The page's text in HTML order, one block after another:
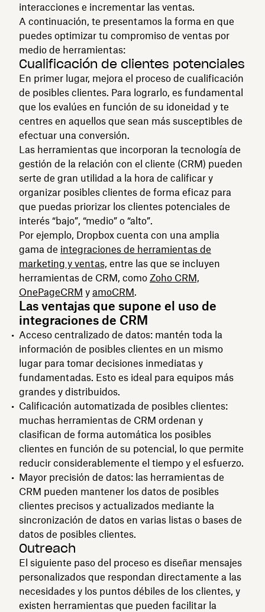
interacciones e incrementar las ventas.
A continuación, te presentamos la forma en que
puedes optimizar tu compromiso de ventas por
medio de herramientas:
Cualificación de clientes potenciales
En primer lugar, mejora el proceso de cualificación
de posibles clientes. Para lograrlo, es fundamental
que los evalúes en función de su idoneidad y te
centres en aquellos que sean más susceptibles de
efectuar una conversión.
Las herramientas que incorporan la tecnología de
gestión de la relación con el cliente (CRM) pueden
serte de gran utilidad a la hora de calificar y
organizar posibles clientes de forma eficaz para
que puedas priorizar los clientes potenciales de
interés “bajo”, “medio” o “alto”.
Por ejemplo, Dropbox cuenta con una amplia
gama de integraciones de herramientas de
marketing y ventas, entre las que se incluyen
herramientas de CRM, como Zoho CRM,
OnePageCRM y amoCRM.
Las ventajas que supone el uso de
integraciones de CRM
Acceso centralizado de datos: mantén toda la
información de posibles clientes en un mismo
lugar para tomar decisiones inmediatas y
fundamentadas. Esto es ideal para equipos más
grandes y distribuidos.
Calificación automatizada de posibles clientes:
muchas herramientas de CRM ordenan y
clasifican de forma automática los posibles
clientes en función de su potencial, lo que permite
reducir considerablemente el tiempo y el esfuerzo.
Mayor precisión de datos: las herramientas de
CRM pueden mantener los datos de posibles
clientes precisos y actualizados mediante la
sincronización de datos en varias listas o bases de
datos de posibles clientes.
Outreach
El siguiente paso del proceso es diseñar mensajes
personalizados que respondan directamente a las
necesidades y los puntos débiles de los clientes, y
existen herramientas que pueden facilitar la